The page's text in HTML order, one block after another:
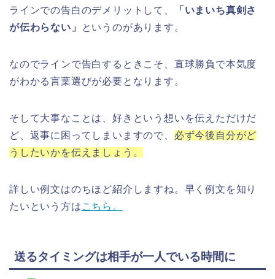
ラインでの告白のデメリットして、 「 いまいち真剣さ
が伝わらない」
というのがあります。
なのでラインで告白するときこそ、直球勝負で本気度
がわかる言葉選びが必要となります。
そして大事なことは、好きという想いを伝えただけだ
ど、返事に困ってしまいますので、 必ず今後自分がど
うしたいかを伝えましょう。
詳しい例文はのちほど紹介しますね。早く例文を知り
たいという方は こちら。
送るタイミングは相手が一人でいる時間に